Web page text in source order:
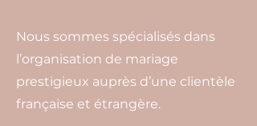
Nous sommes spécialisés dans
l’organisation de mariage
prestigieux auprès d’une clientèle
française et étrangère.